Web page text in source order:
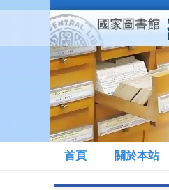
移至主內容
首頁 關於本站